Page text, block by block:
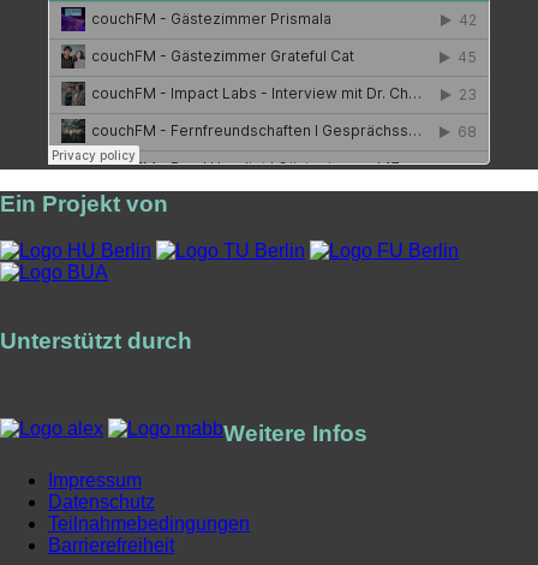
Ein Projekt von
Unterstützt durch
Weitere Infos
Impressum
Datenschutz
Teilnahmebedingungen
Barrierefreiheit